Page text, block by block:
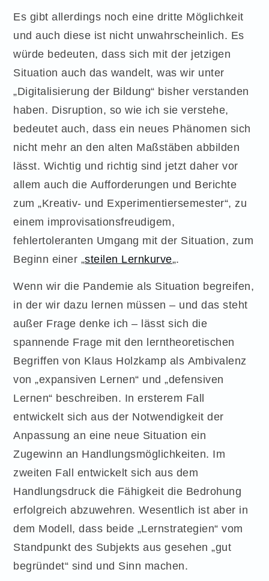
Es gibt allerdings noch eine dritte Möglichkeit
und auch diese ist nicht unwahrscheinlich. Es
würde bedeuten, dass sich mit der jetzigen
Situation auch das wandelt, was wir unter
„Digitalisierung der Bildung“ bisher verstanden
haben. Disruption, so wie ich sie verstehe,
bedeutet auch, dass ein neues Phänomen sich
nicht mehr an den alten Maßstäben abbilden
lässt. Wichtig und richtig sind jetzt daher vor
allem auch die Aufforderungen und Berichte
zum „Kreativ- und Experimentiersemester“, zu
einem improvisationsfreudigem,
fehlertoleranten Umgang mit der Situation, zum
Beginn einer „steilen Lernkurve„.
Wenn wir die Pandemie als Situation begreifen,
in der wir dazu lernen müssen – und das steht
außer Frage denke ich – lässt sich die
spannende Frage mit den lerntheoretischen
Begriffen von Klaus Holzkamp als Ambivalenz
von „expansiven Lernen“ und „defensiven
Lernen“ beschreiben. In ersterem Fall
entwickelt sich aus der Notwendigkeit der
Anpassung an eine neue Situation ein
Zugewinn an Handlungsmöglichkeiten. Im
zweiten Fall entwickelt sich aus dem
Handlungsdruck die Fähigkeit die Bedrohung
erfolgreich abzuwehren. Wesentlich ist aber in
dem Modell, dass beide „Lernstrategien“ vom
Standpunkt des Subjekts aus gesehen „gut
begründet“ sind und Sinn machen.